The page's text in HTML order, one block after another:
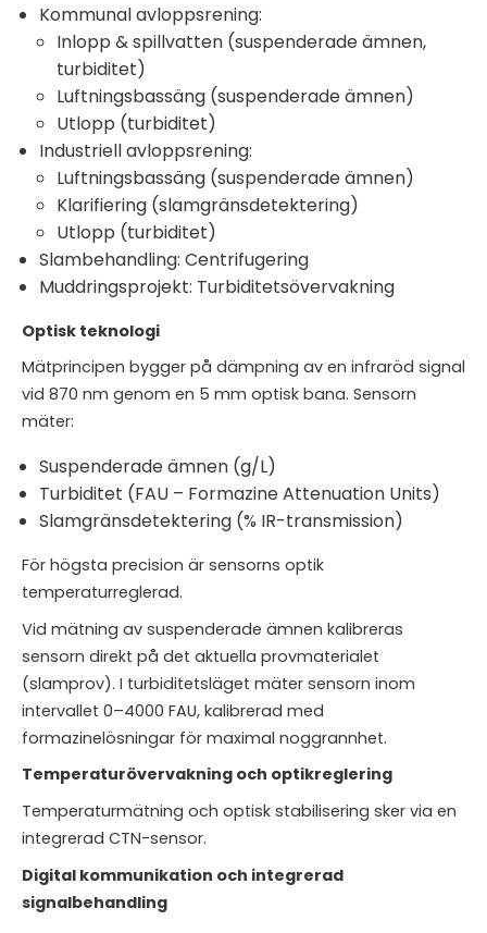
Kommunal avloppsrening:
Inlopp & spillvatten (suspenderade ämnen,
turbiditet)
Luftningsbassäng (suspenderade ämnen)
Utlopp (turbiditet)
Industriell avloppsrening:
Luftningsbassäng (suspenderade ämnen)
Klarifiering (slamgränsdetektering)
Utlopp (turbiditet)
Slambehandling: Centrifugering
Muddringsprojekt: Turbiditetsövervakning
Optisk teknologi
Mätprincipen bygger på dämpning av en infraröd signal
vid 870 nm genom en 5 mm optisk bana. Sensorn
mäter:
Suspenderade ämnen (g/L)
Turbiditet (FAU – Formazine Attenuation Units)
Slamgränsdetektering (% IR-transmission)
För högsta precision är sensorns optik
temperaturreglerad.
Vid mätning av suspenderade ämnen kalibreras
sensorn direkt på det aktuella provmaterialet
(slamprov). I turbiditetsläget mäter sensorn inom
intervallet 0–4000 FAU, kalibrerad med
formazinelösningar för maximal noggrannhet.
Temperaturövervakning och optikreglering
Temperaturmätning och optisk stabilisering sker via en
integrerad CTN-sensor.
Digital kommunikation och integrerad
signalbehandling